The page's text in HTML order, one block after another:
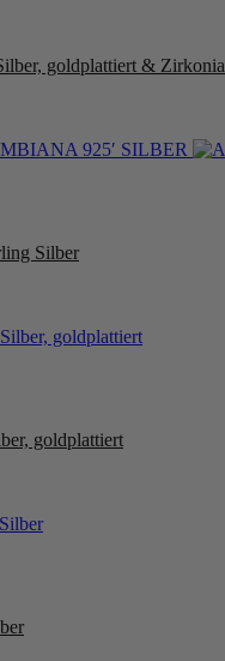
goldplattiert & Zirkonia
Silber
goldplattiert